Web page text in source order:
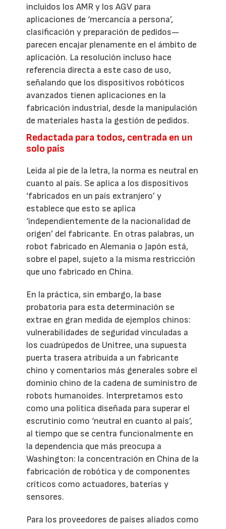
incluidos los AMR y los AGV para
aplicaciones de ‘mercancía a persona’,
clasificación y preparación de pedidos—
parecen encajar plenamente en el ámbito de
aplicación. La resolución incluso hace
referencia directa a este caso de uso,
señalando que los dispositivos robóticos
avanzados tienen aplicaciones en la
fabricación industrial, desde la manipulación
de materiales hasta la gestión de pedidos.
Redactada para todos, centrada en un
solo país
Leída al pie de la letra, la norma es neutral en
cuanto al país. Se aplica a los dispositivos
‘fabricados en un país extranjero’ y
establece que esto se aplica
‘independientemente de la nacionalidad de
origen’ del fabricante. En otras palabras, un
robot fabricado en Alemania o Japón está,
sobre el papel, sujeto a la misma restricción
que uno fabricado en China.
En la práctica, sin embargo, la base
probatoria para esta determinación se
extrae en gran medida de ejemplos chinos:
vulnerabilidades de seguridad vinculadas a
los cuadrúpedos de Unitree, una supuesta
puerta trasera atribuida a un fabricante
chino y comentarios más generales sobre el
dominio chino de la cadena de suministro de
robots humanoides. Interpretamos esto
como una política diseñada para superar el
escrutinio como ‘neutral en cuanto al país’,
al tiempo que se centra funcionalmente en
la dependencia que más preocupa a
Washington: la concentración en China de la
fabricación de robótica y de componentes
críticos como actuadores, baterías y
sensores.
Para los proveedores de países aliados como